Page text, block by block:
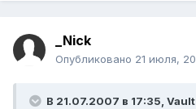
_Nick
Опубликовано 21 июля,
В 21.07.2007 в 17:35, Vault